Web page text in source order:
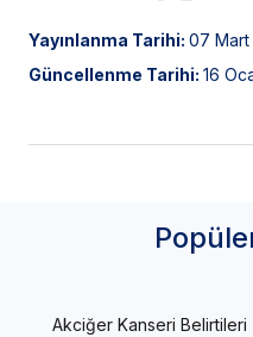
Yayınlanma Tarihi: 07 Mart
Güncellenme Tarihi: 16
Akciğer Kanseri Belirtileri